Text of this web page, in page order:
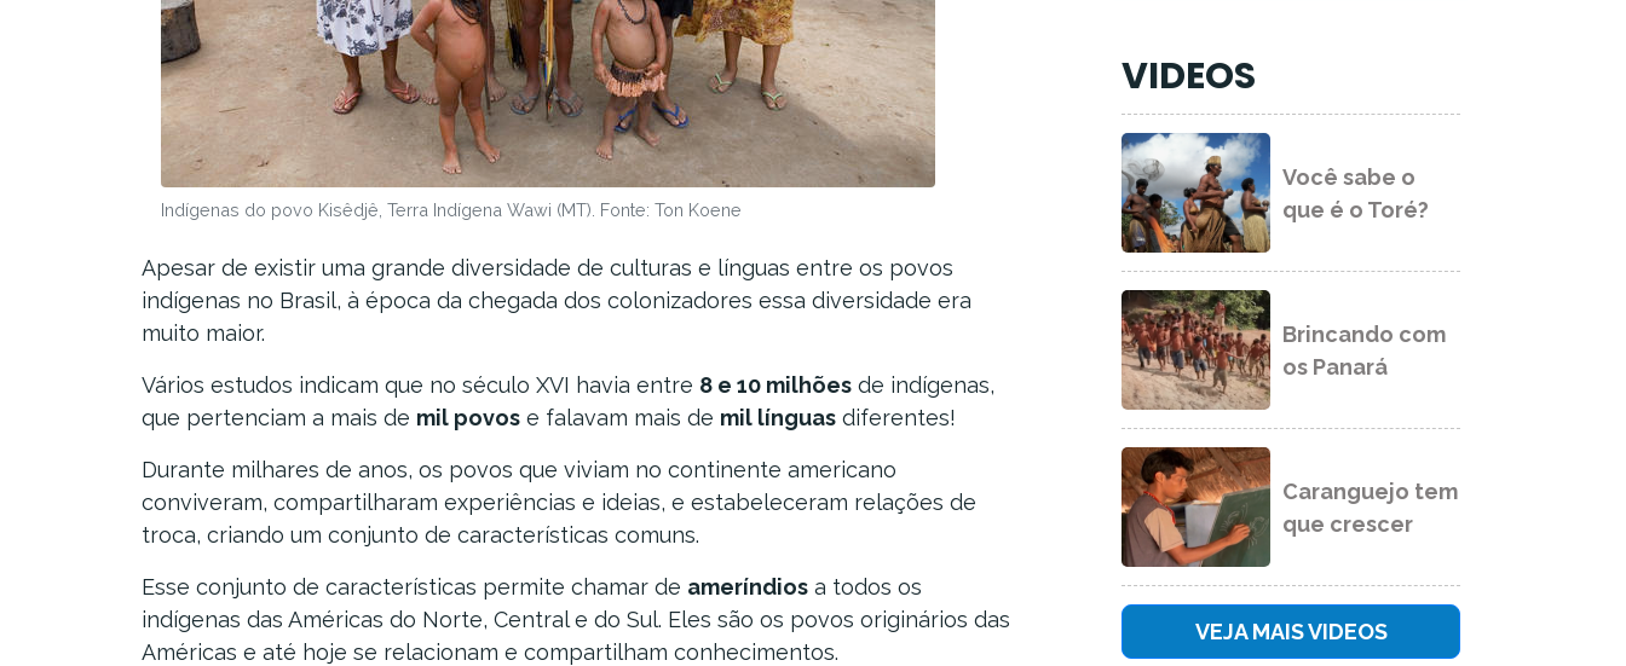
Indígenas do povo Kisêdjê, Terra Indígena Wawi (MT). Fonte: Ton Koene
Apesar de existir uma grande diversidade de culturas e línguas entre os povos
indígenas no Brasil, à época da chegada dos colonizadores essa diversidade era
muito maior.
Vários estudos indicam que no século XVI havia entre 8 e 10 milhões de indígenas,
que pertenciam a mais de mil povos e falavam mais de mil línguas diferentes!
Durante milhares de anos, os povos que viviam no continente americano
conviveram, compartilharam experiências e ideias, e estabeleceram relações de
troca, criando um conjunto de características comuns.
Esse conjunto de características permite chamar de ameríndios a todos os
indígenas das Américas do Norte, Central e do Sul. Eles são os povos originários das
Américas e até hoje se relacionam e compartilham conhecimentos.
VIDEOS
Você sabe o
que é o Toré?
Brincando com
os Panará
Caranguejo tem
que crescer
VEJA MAIS VIDEOS